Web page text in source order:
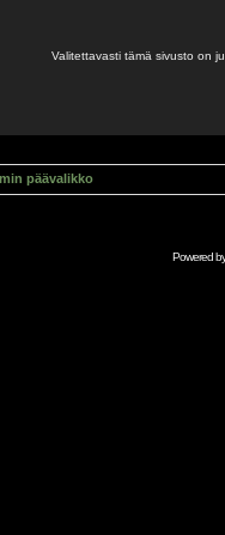
Valitettavasti tämä sivusto on
päävalikko
Powered